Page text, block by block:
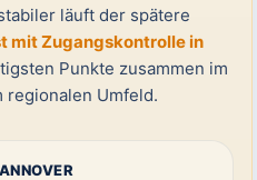
läuft der spätere
mit Zugangskontrolle in
Punkte zusammen im
regionalen Umfeld.